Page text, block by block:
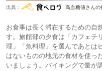
出典： 高血糖値さんの
お食事は長く滞在するための自
す。旅館部の夕食は「カフェテ
理」「魚料理」を選んであとは
はないものの地元の食材を使っ
いましょう。バイキングで量が